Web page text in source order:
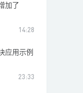
加了
14:28
应用示例
23:33